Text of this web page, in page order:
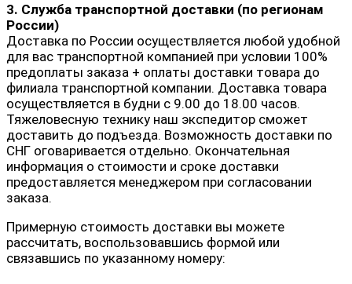
3. Служба транспортной доставки (по регионам
России)
Доставка по России осуществляется любой удобной
для вас транспортной компанией при условии 100%
предоплаты заказа + оплаты доставки товара до
филиала транспортной компании. Доставка товара
осуществляется в будни с 9.00 до 18.00 часов.
Тяжеловесную технику наш экспедитор сможет
доставить до подъезда. Возможность доставки по
СНГ оговаривается отдельно. Окончательная
информация о стоимости и сроке доставки
предоставляется менеджером при согласовании
заказа.
Примерную стоимость доставки вы можете
рассчитать, воспользовавшись формой или
связавшись по указанному номеру: